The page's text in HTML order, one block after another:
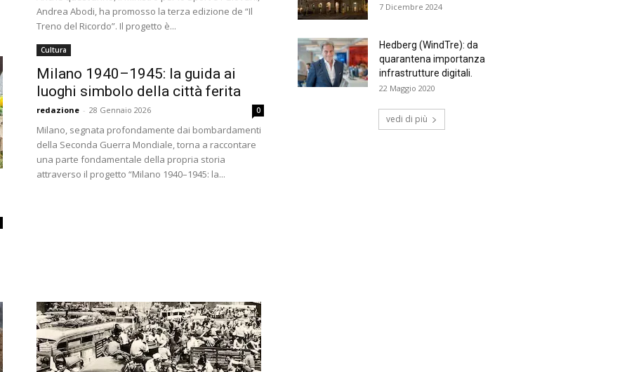
Andrea Abodi, ha promosso la terza edizione de “Il
Treno del Ricordo”. Il progetto è...
Cultura
Milano 1940–1945: la guida ai
luoghi simbolo della città ferita
redazione - 28 Gennaio 2026 0
Milano, segnata profondamente dai bombardamenti
della Seconda Guerra Mondiale, torna a raccontare
una parte fondamentale della propria storia
attraverso il progetto “Milano 1940–1945: la...
7 Dicembre 2024
Hedberg (WindTre): da
quarantena importanza
infrastrutture digitali.
22 Maggio 2020
vedi di più